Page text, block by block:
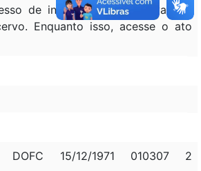
de inclusão retrospectiva dos
Enquanto isso, acesse o ato
DOFC 15/12/1971 010307 2